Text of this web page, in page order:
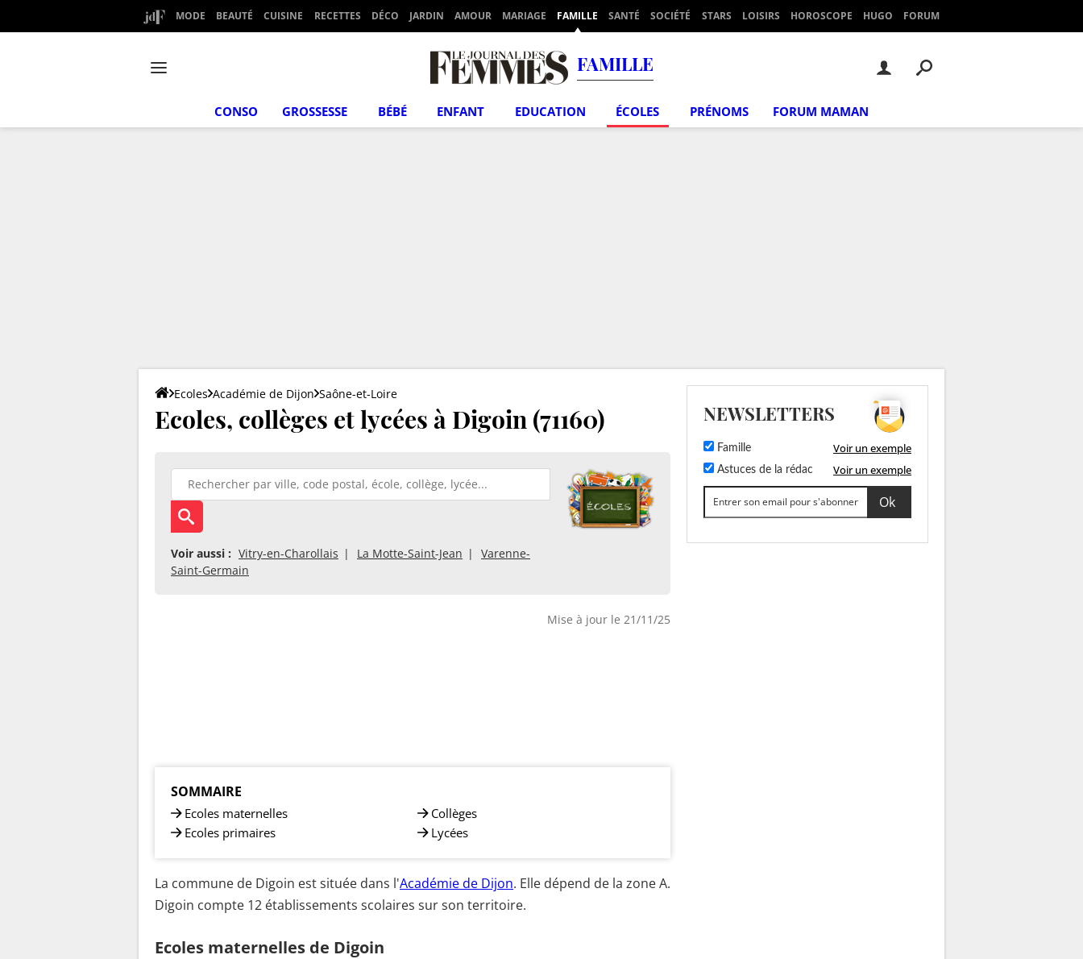
MODE BEAUTÉ CUISINE RECETTES DÉCO JARDIN AMOUR MARIAGE FAMILLE SANTÉ SOCIÉTÉ STARS LOISIRS HOROSCOPE HUGO FORUM
FAMILLE
CONSO GROSSESSE BÉBÉ ENFANT EDUCATION ÉCOLES PRÉNOMS FORUM MAMAN
Ecoles Académie de Dijon Saône-et-Loire
Ecoles, collèges et lycées à Digoin (71160)
Voir aussi : Vitry-en-Charollais La Motte-Saint-Jean
Varenne-
Saint-Germain
Mise à jour le 21/11/25
SOMMAIRE
Ecoles maternelles
Ecoles primaires
Collèges
Lycées
La commune de Digoin est située dans l'Académie de Dijon. Elle dépend de la zone A.
Digoin compte 12 établissements scolaires sur son territoire.
Ecoles maternelles de Digoin
NEWSLETTERS
Famille Voir un exemple
Astuces de la rédac Voir un exemple